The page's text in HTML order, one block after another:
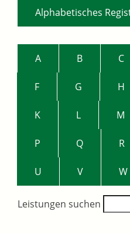
Alphabetisches
A B C
F G H
K L M
P Q R
U V W
Leistungen suchen